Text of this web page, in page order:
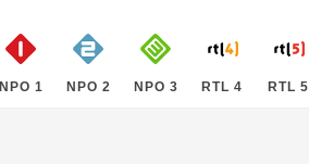
NPO 1 NPO 2 NPO 3 RTL 4 RTL 5